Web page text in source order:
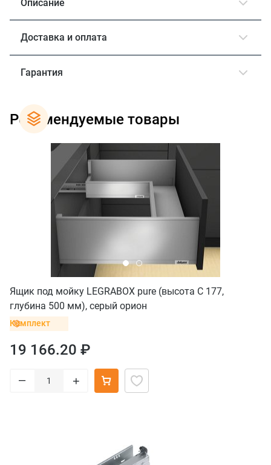
Описание
Доставка и оплата
Гарантия
Рекомендуемые товары
Ящик под мойку LEGRABOX pure (высота C 177,
глубина 500 мм), серый орион
Комплект
19 166.20 ₽
– +